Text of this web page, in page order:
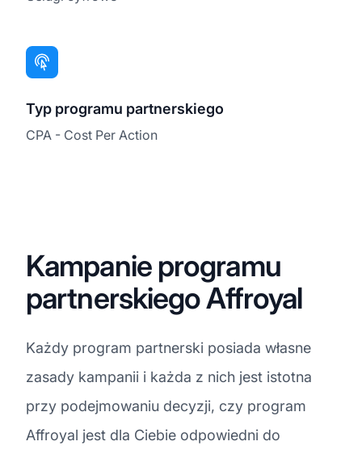
Typ programu partnerskiego
CPA - Cost Per Action
Kampanie programu
partnerskiego Affroyal
Każdy program partnerski posiada własne
zasady kampanii i każda z nich jest istotna
przy podejmowaniu decyzji, czy program
Affroyal jest dla Ciebie odpowiedni do